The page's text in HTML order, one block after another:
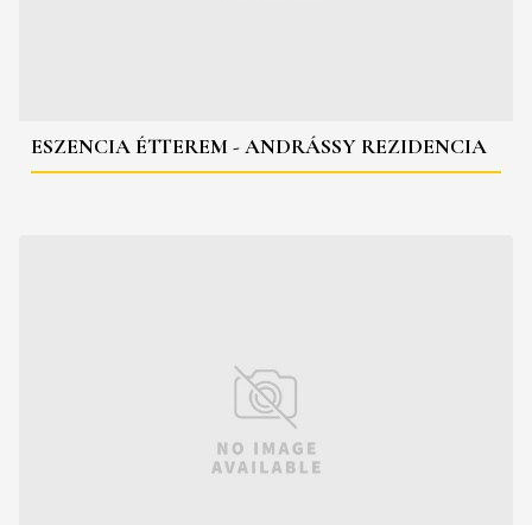
ESZENCIA ÉTTEREM - ANDRÁSSY REZIDENCIA